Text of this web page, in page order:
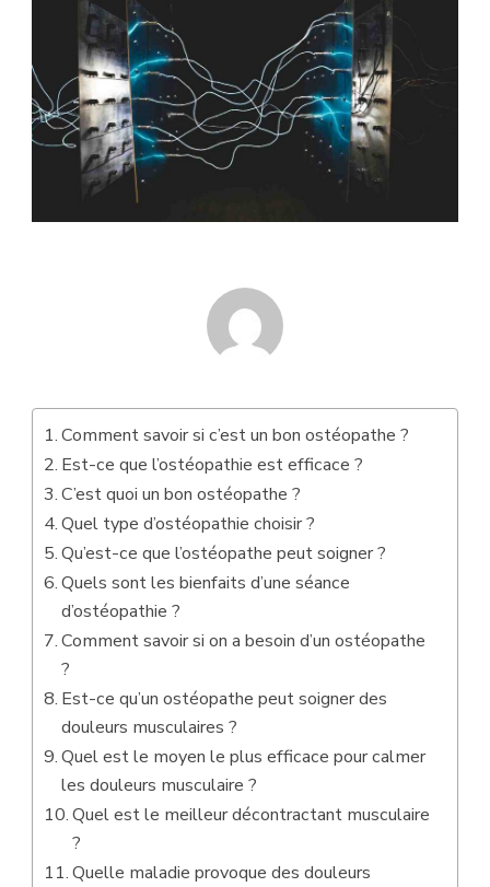
Comment savoir si c’est un bon ostéopathe ?
Est-ce que l’ostéopathie est efficace ?
C’est quoi un bon ostéopathe ?
Quel type d’ostéopathie choisir ?
Qu’est-ce que l’ostéopathe peut soigner ?
Quels sont les bienfaits d’une séance
d’ostéopathie ?
Comment savoir si on a besoin d’un ostéopathe
?
Est-ce qu’un ostéopathe peut soigner des
douleurs musculaires ?
Quel est le moyen le plus efficace pour calmer
les douleurs musculaire ?
Quel est le meilleur décontractant musculaire
?
Quelle maladie provoque des douleurs